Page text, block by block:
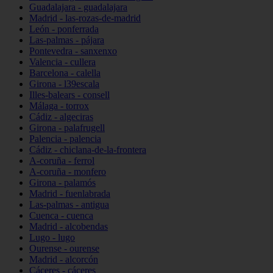
Guadalajara - guadalajara
Madrid - las-rozas-de-madrid
León - ponferrada
Las-palmas - pájara
Pontevedra - sanxenxo
Valencia - cullera
Barcelona - calella
Girona - l39escala
Illes-balears - consell
Málaga - torrox
Cádiz - algeciras
Girona - palafrugell
Palencia - palencia
Cádiz - chiclana-de-la-frontera
A-coruña - ferrol
A-coruña - monfero
Girona - palamós
Madrid - fuenlabrada
Las-palmas - antigua
Cuenca - cuenca
Madrid - alcobendas
Lugo - lugo
Ourense - ourense
Madrid - alcorcón
Cáceres - cáceres